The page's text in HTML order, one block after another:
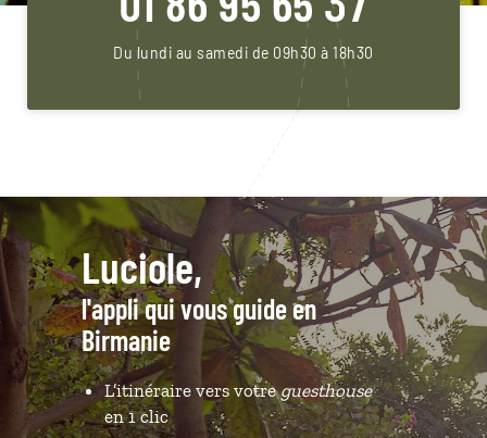
Du lundi au samedi de 09h30 à 18h30
Luciole,
l'appli qui vous guide en
Birmanie
L’itinéraire vers votreguesthouse
en 1 clic